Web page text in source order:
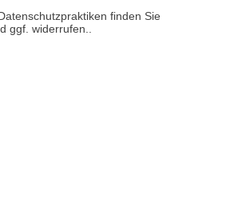
finden Sie
ggf. widerrufen..